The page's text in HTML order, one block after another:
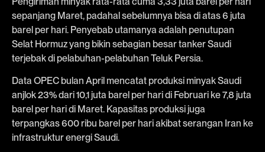
sepanjang Maret, padahal sebelumnya bisa di atas 6 juta
barel per hari. Penyebab utamanya adalah penutupan
Selat Hormuz yang bikin sebagian besar tanker Saudi
terjebak di pelabuhan-pelabuhan Teluk Persia.
Data OPEC bulan April mencatat produksi minyak Saudi
anjlok 23% dari 10,1 juta barel per hari di Februari ke 7,8 juta
barel per hari di Maret. Kapasitas produksi juga
terpangkas 600 ribu barel per hari akibat serangan Iran ke
infrastruktur energi Saudi.